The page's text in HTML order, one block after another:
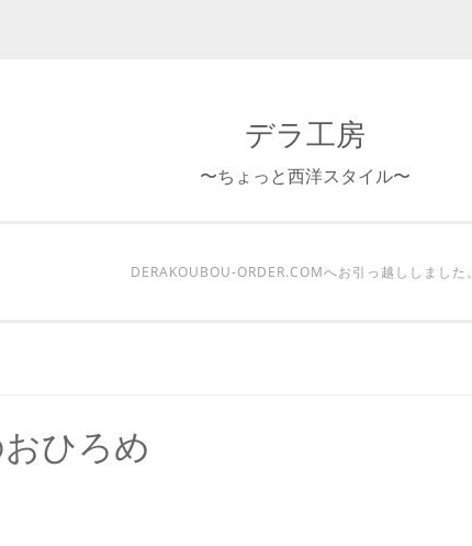
デラ工房
〜ちょっと西洋スタイル〜
DERAKOUBOU-ORDER.COMへお引っ越ししました。
ひろめ